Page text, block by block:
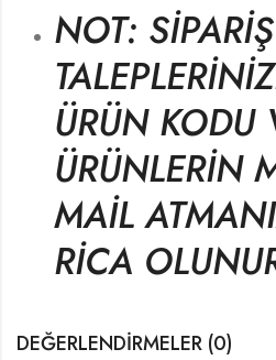
NOT:
ÜRÜN KODU
ÜRÜNLERİN
MAİL
RİCA
DEĞERLENDIRMELER (0)